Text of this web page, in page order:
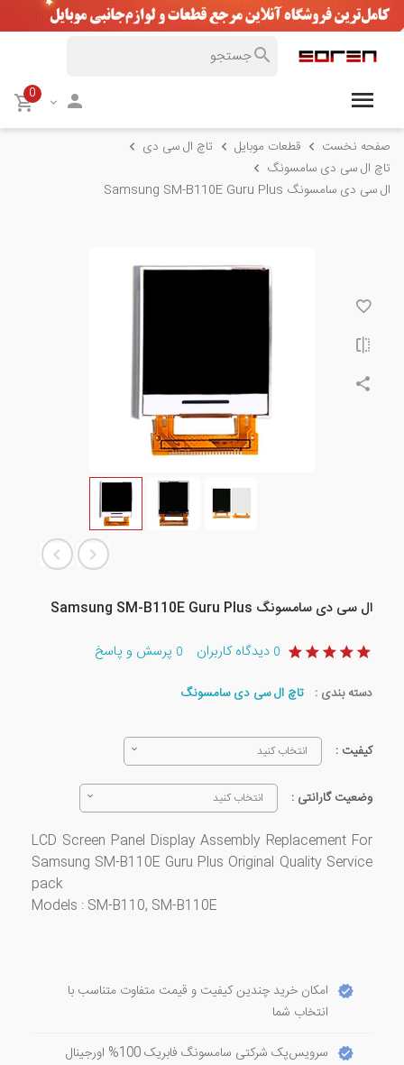
0
صفحه نخست قطعات موبایل
تاچ ال سی دی
تاچ ال سی دی سامسونگ
ال سی دی سامسونگ Samsung SM-B110E Guru Plus
ال سی دی سامسونگ Samsung SM-B110E Guru Plus
0 دیدگاه کاربران 0 پرسش و پاسخ
دسته بندی : تاچ ال سی دی سامسونگ
کیفیت : انتخاب کنید
وضعیت گارانتی : انتخاب کنید
LCD Screen Panel Display Assembly Replacement For
Samsung SM-B110E Guru Plus Original Quality Service
pack
Models : SM-B110, SM-B110E
امکان خرید چندین کیفیت و قیمت متفاوت متناسب با
انتخاب شما
سرویس‌پک شرکتی سامسونگ فابریک 100% اورجینال